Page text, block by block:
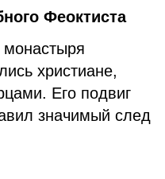
Феоктиста
христиане,
Его подвиг
значимый след